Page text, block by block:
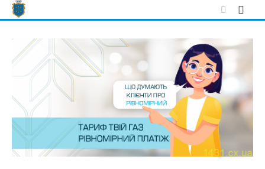
Skip
to